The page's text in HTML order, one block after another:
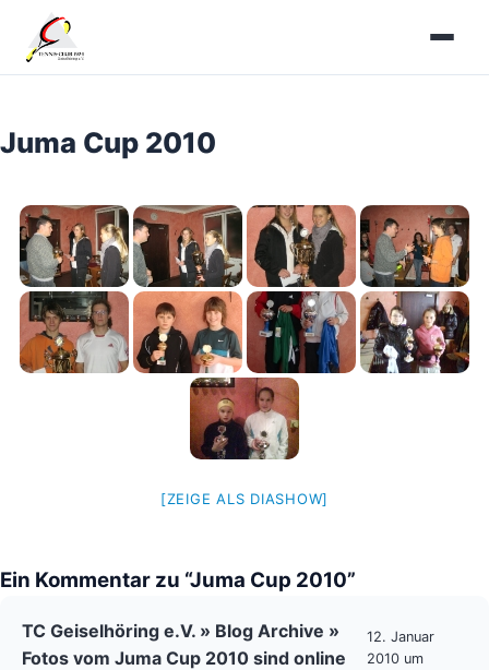
Inhalt
springen
Juma Cup 2010
[ZEIGE ALS DIASHOW]
Ein Kommentar zu “Juma Cup 2010”
TC Geiselhöring e.V. » Blog Archive »
Fotos vom Juma Cup 2010 sind online
12. Januar
2010 um